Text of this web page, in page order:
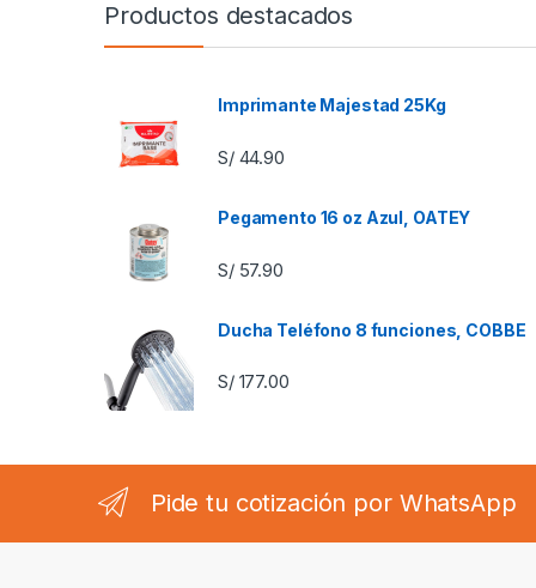
Productos destacados
Imprimante Majestad 25Kg
S/44.90
Pegamento 16 oz Azul, OATEY
S/57.90
Ducha Teléfono 8 funciones, COBBE
S/177.00
Pide tu cotización por WhatsApp